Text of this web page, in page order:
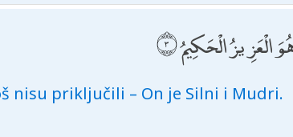
الْعَزِيزُ الْحَكِيمُ
nisu priključili – On je Silni i Mudri.